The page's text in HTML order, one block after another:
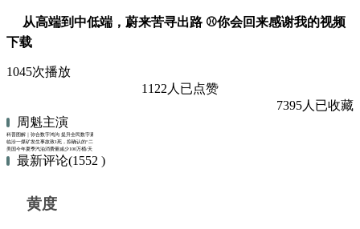
从高端到中低端，蔚来苦寻出路 ⚾你会回来感谢我的视频
下载
1045次播放
1122人已点赞
7395人已收藏
周魁主演
科普图解｜弥合数字鸿沟 提升全民数字素养与技能
临汾一煤矿发生事故致1死，拟确认的“二级标准化等级”被撤销
美国今年夏季汽油消费量减少100万桶/天 低于疫情期间水平
最新评论(1552 )
黄度